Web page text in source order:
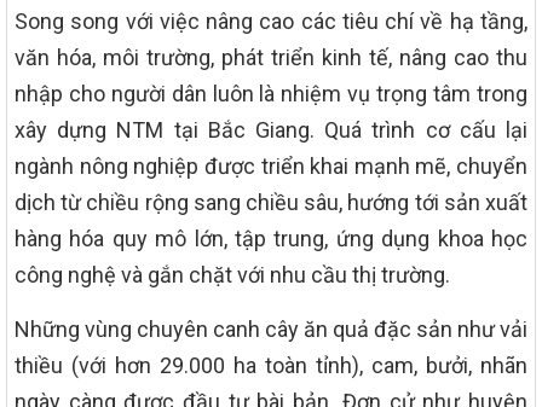
Song song với việc nâng cao các tiêu chí về hạ tầng,
văn hóa, môi trường, phát triển kinh tế, nâng cao thu
nhập cho người dân luôn là nhiệm vụ trọng tâm trong
xây dựng NTM tại Bắc Giang. Quá trình cơ cấu lại
ngành nông nghiệp được triển khai mạnh mẽ, chuyển
dịch từ chiều rộng sang chiều sâu, hướng tới sản xuất
hàng hóa quy mô lớn, tập trung, ứng dụng khoa học
công nghệ và gắn chặt với nhu cầu thị trường.
Những vùng chuyên canh cây ăn quả đặc sản như vải
thiều (với hơn 29.000 ha toàn tỉnh), cam, bưởi, nhãn
ngày càng được đầu tư bài bản. Đơn cử như huyện